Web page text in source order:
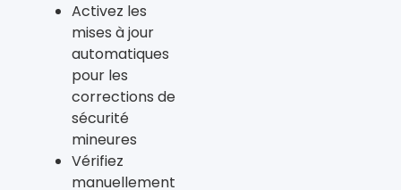
Activez les
mises à jour
automatiques
pour les
corrections de
sécurité
mineures
Vérifiez
manuellement